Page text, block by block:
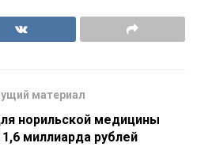
материал
норильской медицины
миллиарда рублей